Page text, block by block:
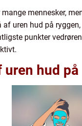
mange mennesker,
uren hud på
punkter
hud på